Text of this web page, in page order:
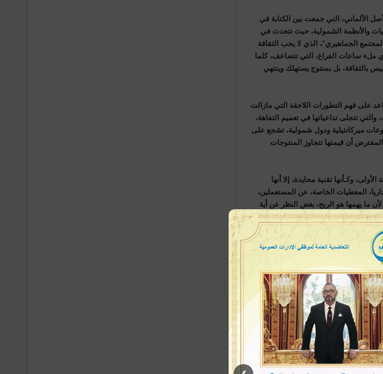
الألماني، التي جمعت بين الكتابة في
والأنظمة الشمولية، حيث تتحدث في
الجماهيري”، الذي لا يحب الثقافة
ملء ساعات الفراغ، التي تتضاعف، كلما
بالثقافة، بل بمنتوج يستهلك وينتهي
على فهم التطورات اللاحقة التي مازالت
تتجلى تداعياتها في تعميم التفاهة،
ميركانتيلية ودول شمولية، تشجع على
أن قيمتها تتجاوز المنتوجات
وكـأنها تقنية محايدة، إلا أنها
المعطيات الخاصة، عن المستعملين،
ما يهمها هو الربح، بغض النظر عن أية
والمعجبين، كيفما كانت الوسيلة
التطبيقات السائدة، في هذه
الخطاب في مثل هذه التطبيقات، من
نعوم تشومسكي، الذي يقول إنه من غير
وبراهين… حتى يحصل الإقناع.
مع الثورة الرقمية، وتجاهلها؟ الجواب
والأدوات التقنية التي توفر، رافعة
في نمط إستهلاكي من الترفيه الزائل،
تجعلها تميل إلى النموذج الإستهلاكي،